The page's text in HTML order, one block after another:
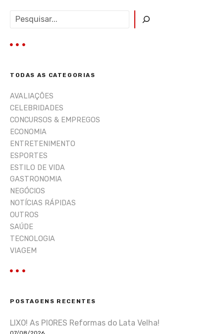
q
s
r
TODAS AS CATEGORIAS
AVALIAÇÕES
CELEBRIDADES
CONCURSOS & EMPREGOS
ECONOMIA
ENTRETENIMENTO
ESPORTES
ESTILO DE VIDA
GASTRONOMIA
NEGÓCIOS
NOTÍCIAS RÁPIDAS
OUTROS
SAÚDE
TECNOLOGIA
VIAGEM
POSTAGENS RECENTES
LIXO! As PIORES Reformas do Lata Velha!